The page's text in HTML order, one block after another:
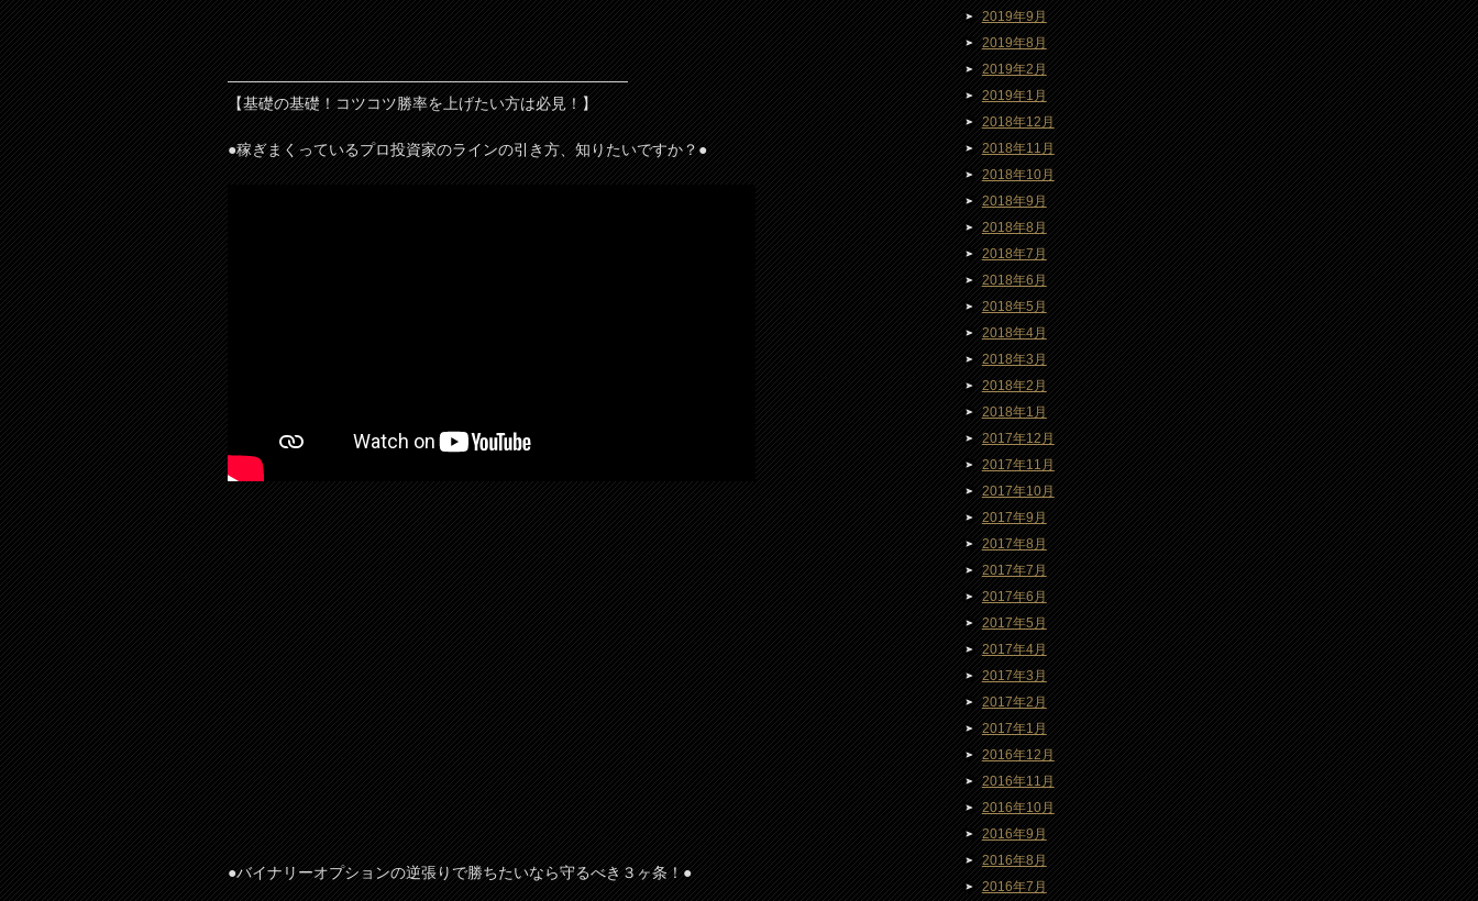
——————————————————————————
【基礎の基礎！コツコツ勝率を上げたい方は必見！】
●稼ぎまくっているプロ投資家のラインの引き方、知りたいですか？●
●バイナリーオプションの逆張りで勝ちたいなら守るべき３ヶ条！●
2019年9月
2019年8月
2019年2月
2019年1月
2018年12月
2018年11月
2018年10月
2018年9月
2018年8月
2018年7月
2018年6月
2018年5月
2018年4月
2018年3月
2018年2月
2018年1月
2017年12月
2017年11月
2017年10月
2017年9月
2017年8月
2017年7月
2017年6月
2017年5月
2017年4月
2017年3月
2017年2月
2017年1月
2016年12月
2016年11月
2016年10月
2016年9月
2016年8月
2016年7月